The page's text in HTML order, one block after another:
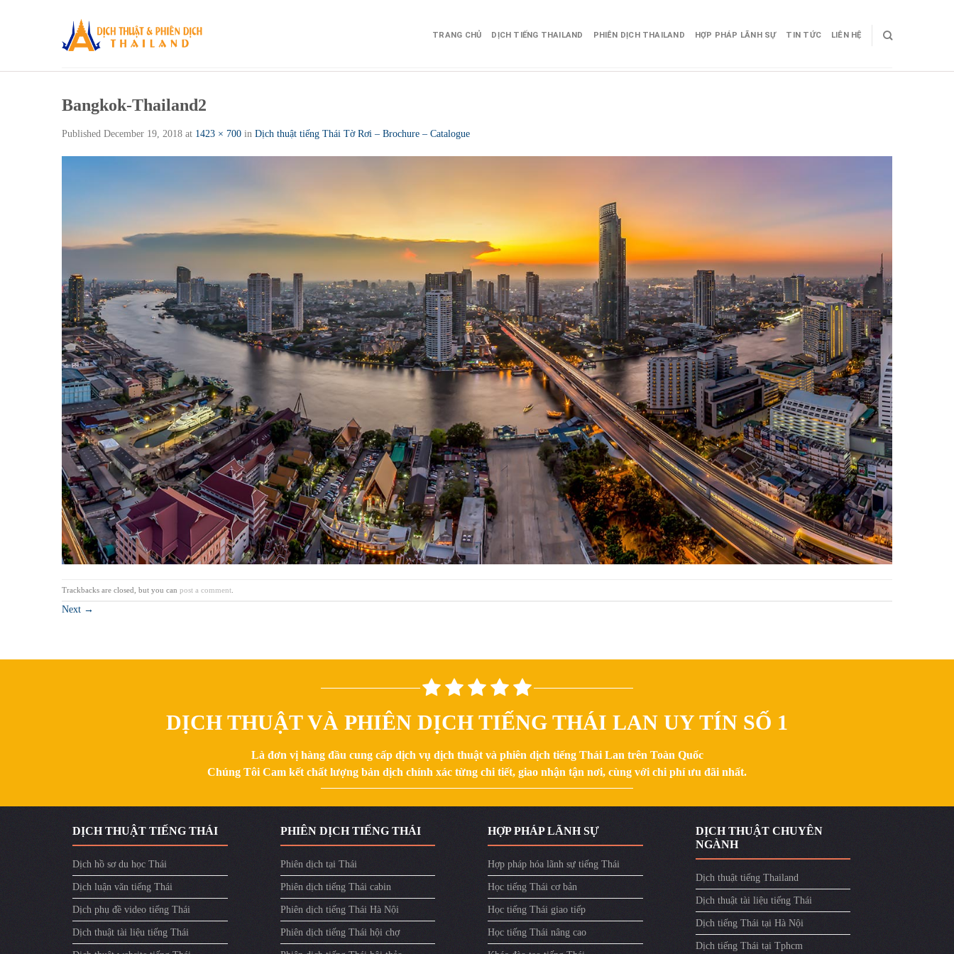
TRANG CHỦ DỊCH TIẾNG THAILAND PHIÊN DỊCH THAILAND HỢP PHÁP LÃNH SỰ TIN TỨC LIÊN HỆ
Bangkok-Thailand2
Published December 19, 2018 at 1423 × 700 in Dịch thuật tiếng Thái Tờ Rơi – Brochure – Catalogue
Trackbacks are closed, but you can post a comment
Next →
DỊCH THUẬT VÀ PHIÊN DỊCH TIẾNG THÁI LAN UY TÍN SỐ 1
Là đơn vị hàng đầu cung cấp dịch vụ dịch thuật và phiên dịch tiếng Thái Lan trên Toàn Quốc
Chúng Tôi Cam kết chất lượng bản dịch chính xác từng chi tiết, giao nhận tận nơi, cùng với chi phí ưu đãi nhất.
DỊCH THUẬT TIẾNG THÁI
Dịch hồ sơ du học Thái
Dịch luận văn tiếng Thái
Dịch phụ đề video tiếng Thái
Dịch thuật tài liệu tiếng Thái
PHIÊN DỊCH TIẾNG THÁI
Phiên dịch tại Thái
Phiên dịch tiếng Thái cabin
Phiên dịch tiếng Thái Hà Nội
Phiên dịch tiếng Thái hội chợ
HỢP PHÁP LÃNH SỰ
Hợp pháp hóa lãnh sự tiếng Thái
Học tiếng Thái cơ bản
Học tiếng Thái giao tiếp
Học tiếng Thái nâng cao
DỊCH THUẬT CHUYÊN
NGÀNH
Dịch thuật tiếng Thailand
Dịch thuật tài liệu tiếng Thái
Dịch tiếng Thái tại Hà Nội
Dịch tiếng Thái tại Tphcm